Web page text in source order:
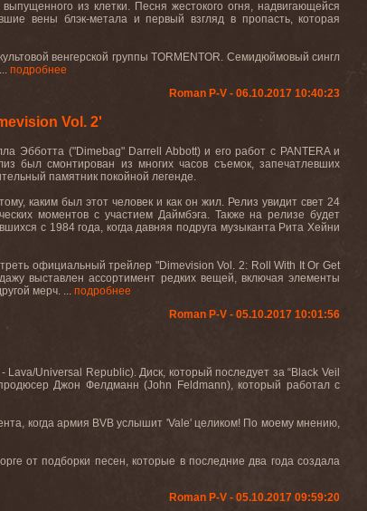
выпущенного из клетки. Песня жестокого огня,надвигающейся
вены блэк-метала и первый взгляд в пропасть,которая
венгерской группыTORMENTOR. Семидюймовый сингл
подробнее
Roman P-V - 06.10.2017 10:40:23
Vol. 2'
Эбботта ("Dimebag" Darrell Abbott) и его работ с PANTERA и
был смонтирован из многих часов съемок, запечатлевших
памятник покойной легенде.
каким был этот человек и как он жил. Релиз увидит свет 24
моментов с участием Даймбэга. Также на релизе будет
с 1984 года, когда давняя подруга музыканта Рита Хейни
официальный трейлер "Dimevision Vol. 2: Roll With It Or Get
выставлен ассортимент редких вещей, включая элементы
мерч. ... подробнее
Roman P-V - 05.10.2017 10:01:56
- Lava/Universal Republic).Диск, который последует за “Black Veil
Джон Фелдманн (John Feldmann), который работал с
когда армия BVB услышит 'Vale' целиком! По моему мнению,
от подборки песен, которые в последние два года создала
Roman P-V - 05.10.2017 09:59:20